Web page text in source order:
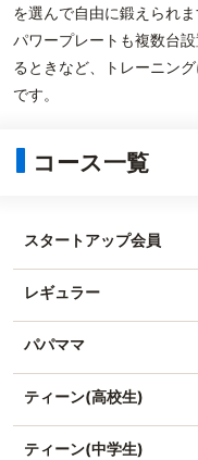
を選んで自由に鍛えられ
パワープレートも複数台
るときなど、トレーニン
です。
コース一覧
スタートアップ会員
レギュラー
パパママ
ティーン(高校生)
ティーン(中学生)